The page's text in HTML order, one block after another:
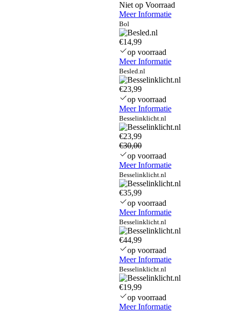
Niet op Voorraad
Meer Informatie
Bol
€14,99
op voorraad
Meer Informatie
Besled.nl
€23,99
op voorraad
Meer Informatie
Besselinklicht.nl
€23,99
€30,00
op voorraad
Meer Informatie
Besselinklicht.nl
€35,99
op voorraad
Meer Informatie
Besselinklicht.nl
€44,99
op voorraad
Meer Informatie
Besselinklicht.nl
€19,99
op voorraad
Meer Informatie